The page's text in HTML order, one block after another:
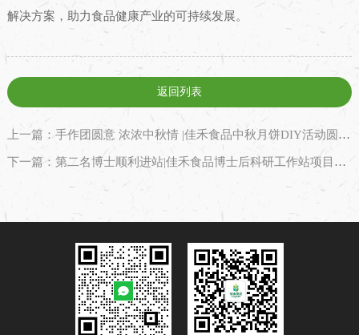
解决方案，助力食品健康产业的可持续发展。
返回列表
上一篇：手作团圆意 浓浓中秋情 |佳禾食品中秋月饼DIY活动圆满举办
下一篇：第二名博士顺利进站|佳禾食品博士后科研工作站项目开题＆中期报告会 顺利举办